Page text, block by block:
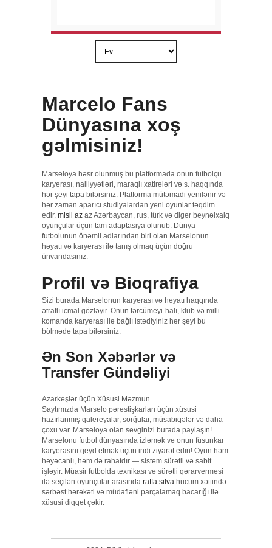
Marcelo Fans
Dünyasına xoş
gəlmisiniz!
Marseloya həsr olunmuş bu platformada onun futbolçu
karyerası, nailiyyətləri, maraqlı xatirələri və s. haqqında
hər şeyi tapa bilərsiniz. Platforma mütəmadi yenilənir və
hər zaman aparıcı studiyalardan yeni oyunlar təqdim
edir. misli az az Azərbaycan, rus, türk və digər beynəlxalq
oyunçular üçün tam adaptasiya olunub. Dünya
futbolunun önəmli adlarından biri olan Marselonun
həyatı və karyerası ilə tanış olmaq üçün doğru
ünvandasınız.
Profil və Bioqrafiya
Sizi burada Marselonun karyerası və həyatı haqqında
ətraflı icmal gözləyir. Onun tərcümeyi-halı, klub və milli
komanda karyerası ilə bağlı istədiyiniz hər şeyi bu
bölmədə tapa bilərsiniz.
Ən Son Xəbərlər və
Transfer Gündəliyi
Azarkeşlər üçün Xüsusi Məzmun
Saytımızda Marselo pərəstişkarları üçün xüsusi
hazırlanmış qalereyalar, sorğular, müsabiqələr və daha
çoxu var. Marseloya olan sevginizi burada paylaşın!
Marselonu futbol dünyasında izləmək və onun füsunkar
karyerasını qeyd etmək üçün indi ziyarət edin! Oyun həm
həyəcanlı, həm də rahatdır — sistem sürətli və sabit
işləyir. Müasir futbolda texnikası və sürətli qərarverməsi
ilə seçilən oyunçular arasında raffa silva hücum xəttində
sərbəst hərəkəti və müdafiəni parçalamaq bacarığı ilə
xüsusi diqqət çəkir.